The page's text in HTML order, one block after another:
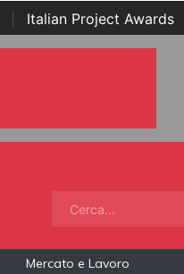
Italian Project Awards
Mercato e Lavoro